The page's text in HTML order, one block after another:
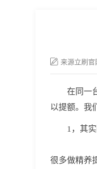
来源立
在同一
以提额。我
1，其
很多做精养